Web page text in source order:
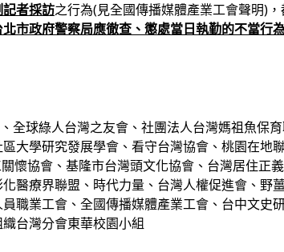
者採訪之行為(見全國傳播媒體產業工會聲明)
北市政府警察局應徹查、懲處當日執勤的不當行
球綠人台灣之友會、社團法人台灣媽祖魚保
大學研究發展學會、看守台灣協會、桃園在地
懷協會、基隆市台灣頭文化協會、台灣居住正
醫療界聯盟、時代力量、台灣人權促進會、野
職業工會、全國傳播媒體產業工會、台中文史
台灣分會東華校園小組